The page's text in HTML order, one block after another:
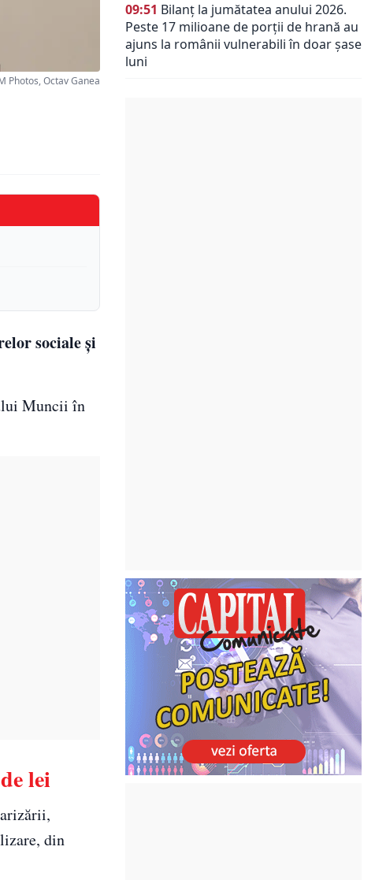
Photos, Octav Ganea
sociale și
Muncii în
lei
din
09:51 Bilanț la jumătatea anului 2026.
Peste 17 milioane de porții de hrană au
ajuns la românii vulnerabili în doar șase
luni